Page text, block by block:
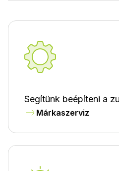
Segítünk beépíteni a
Márkaszerviz